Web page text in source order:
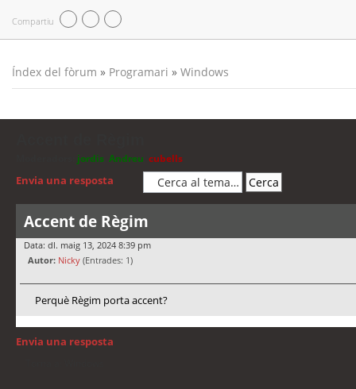
Compartiu
Índex del fòrum » Programari » Windows
jordis Andreu cubells
Envia una resposta
Accent de Règim
Data: dl. maig 13, 2024 8:39 pm
Autor: Nicky (Entrades: 1)
Perquè Règim porta accent?
Envia una resposta